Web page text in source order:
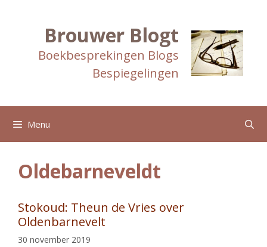
Brouwer Blogt
Boekbesprekingen Blogs
Bespiegelingen
Menu
Oldebarneveldt
Stokoud: Theun de Vries over
Oldenbarnevelt
30 november 2019